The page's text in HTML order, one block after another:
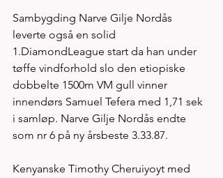
Sambygding Narve Gilje Nordås
leverte også en solid
1.DiamondLeague start da han under
tøffe vindforhold slo den etiopiske
dobbelte 1500m VM gull vinner
innendørs Samuel Tefera med 1,71 sek
i samløp. Narve Gilje Nordås endte
som nr 6 på ny årsbeste 3.33.87.
Kenyanske Timothy Cheruiyoyt med